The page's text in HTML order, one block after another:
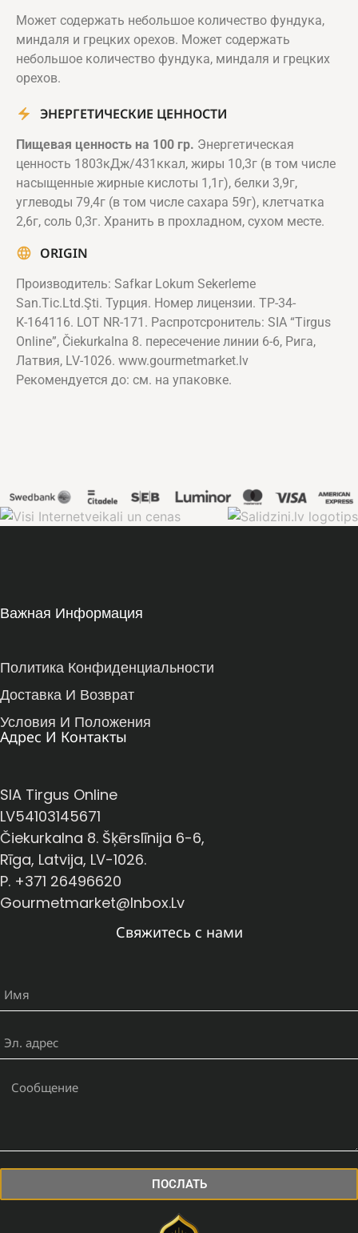
Может содержать небольшое количество фундука,
миндаля и грецких орехов. Может содержать
небольшое количество фундука, миндаля и грецких
орехов.
ЭНЕРГЕТИЧЕСКИЕ ЦЕННОСТИ
Пищевая ценность на 100 гр. Энергетическая
ценность 1803кДж/431ккал, жиры 10,3г (в том числе
насыщенные жирные кислоты 1,1г), белки 3,9г,
углеводы 79,4г (в том числе сахара 59г), клетчатка
2,6г, соль 0,3г. Хранить в прохладном, сухом месте.
ORIGIN
Производитель: Safkar Lokum Sekerleme
San.Tic.Ltd.Şti. Турция. Номер лицензии. ТР-34-
К-164116. LOT NR-171. Распротсронитель: SIA “Tirgus
Online”, Čiekurkalna 8. пересечение линии 6-6, Рига,
Латвия, LV-1026. www.gourmetmarket.lv
Рекомендуется до: см. на упаковке.
Важная Информация
Политика Конфиденциальности
Доставка И Возврат
Условия И Положения
Адрес И Контакты
SIA Tirgus Online
LV54103145671
Čiekurkalna 8. Šķērslīnija 6-6,
Rīga, Latvija, LV-1026.
P. +371 26496620
Gourmetmarket@inbox.lv
Свяжитесь с нами
ПОСЛАТЬ